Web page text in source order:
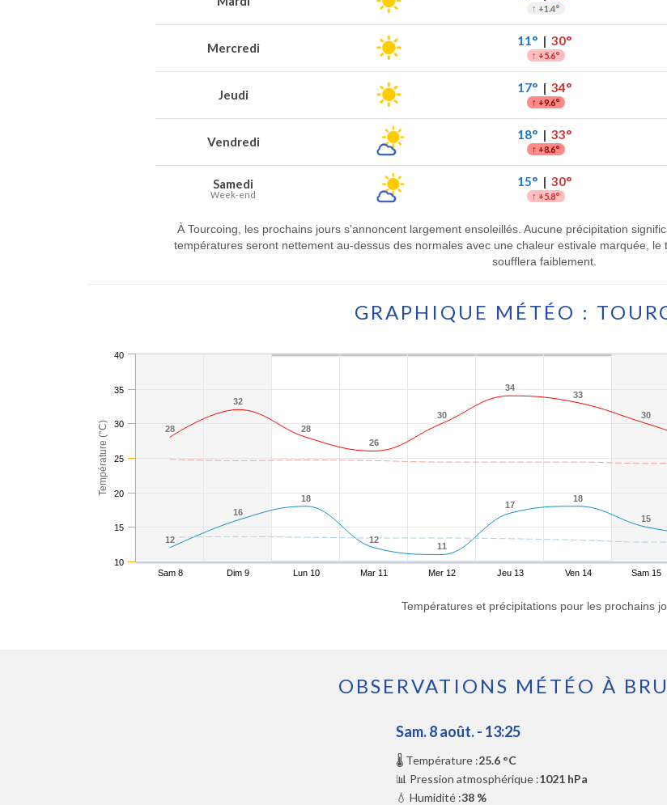
↑ +1.4°
Mercredi 11°| 30°
↑ +5.6°
Jeudi 17°| 34°
↑ +9.6°
Vendredi 18°| 33°
↑ +8.6°
Samedi
Week-end
15°| 30°
↑ +5.8°
À Tourcoing, les prochains jours s’annoncent largement ensoleillés. Aucune précipitation
températures seront nettement au-dessus des normales avec une chaleur estivale marquée,
soufflera faiblement.
GRAPHIQUE MÉTÉO :
Température (°C) 28
28
32
32
28
28
26
26
30
30
34
34
33
33
30
30
12
12
16
16
18
18
12
12
11
11
17
17
18
18
15
15
Sam 8 Dim 9 Lun 10 Mar 11 Mer 12 Jeu 13 Ven 14 Sam 15
10
15
20
25
30
35
40
Températures et précipitations pour les prochains
OBSERVATIONS MÉTÉO À
Sam. 8 août. - 13:25
🌡️ Température :25.6 °C
📊 Pression atmosphérique :1021 hPa
💧 Humidité :38 %